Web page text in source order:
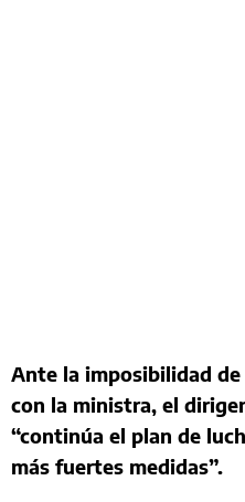
Ante la imposibilidad
con la ministra, el
“continúa el plan de
más fuertes medidas”.